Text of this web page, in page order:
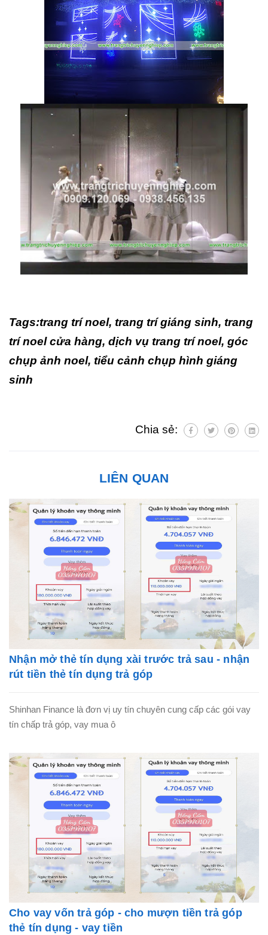
Tags:trang trí noel, trang trí giáng sinh, trang
trí noel cửa hàng, dịch vụ trang trí noel, góc
chụp ảnh noel, tiểu cảnh chụp hình giáng
sinh
Chia sẻ:
LIÊN QUAN
Nhận mở thẻ tín dụng xài trước trả sau - nhận
rút tiền thẻ tín dụng trả góp
Shinhan Finance là đơn vị uy tín chuyên cung cấp các gói vay
tín chấp trả góp, vay mua ô
Cho vay vốn trả góp - cho mượn tiền trả góp
thẻ tín dụng - vay tiền